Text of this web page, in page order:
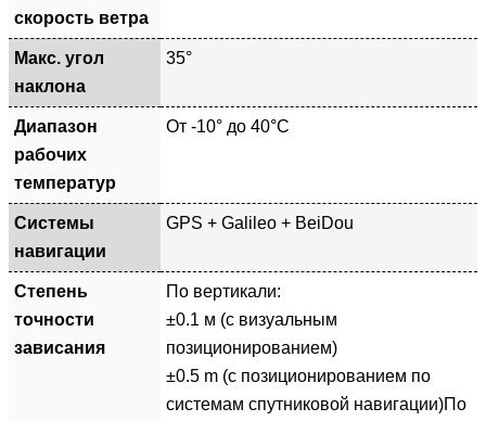
скорость ветра
Макс. угол
наклона
35°
Диапазон
рабочих
температур
От -10° до 40°C
Системы
навигации
GPS + Galileo + BeiDou
Степень
точности
зависания
По вертикали:
±0.1 м (с визуальным
позиционированием)
±0.5 m (с позиционированием по
системам спутниковой навигации)По